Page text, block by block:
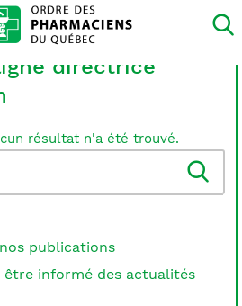
directrice
résultat n'a été trouvé.
dans
le
nos publications
être informé des actualités